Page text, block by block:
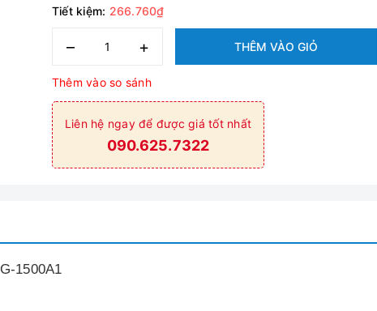
Tiết kiệm: 266.760₫
– + THÊM VÀO GIỎ
Thêm vào so sánh
Liên hệ ngay để được giá tốt nhất
090.625.7322
G-1500A1